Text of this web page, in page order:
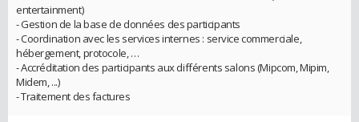
entertainment)
- Gestion de la base de données des participants
- Coordination avec les services internes : service commerciale,
hébergement, protocole, …
- Accréditation des participants aux différents salons (Mipcom, Mipim,
Midem, ...)
- Traitement des factures